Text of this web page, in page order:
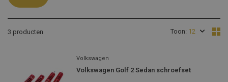
3 producten Toon:
Volkswagen
Volkswagen Golf 2 Sedan schroefset